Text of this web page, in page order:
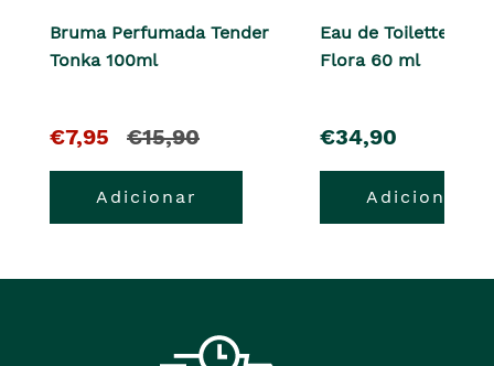
Bruma Perfumada Tender
Tonka 100ml
O
pre�o
atual
€7,95
e
o
pre�o
era
€15,90
Adicionar
Eau de Toilette
Flora 60 ml
pre�o
€34,90
Adicionar